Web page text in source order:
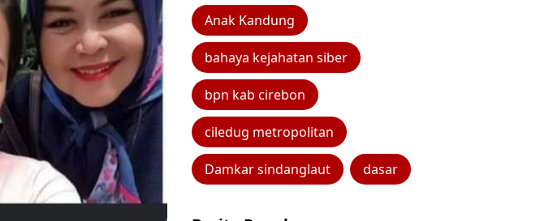
Anak Kandung
bahaya kejahatan siber
bpn kab cirebon
ciledug metropolitan
Damkar sindanglaut dasar